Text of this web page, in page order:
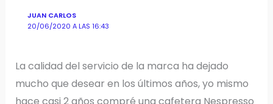
JUAN CARLOS
20/06/2020 A LAS 16:43
La calidad del servicio de la marca ha dejado
mucho que desear en los últimos años, yo mismo